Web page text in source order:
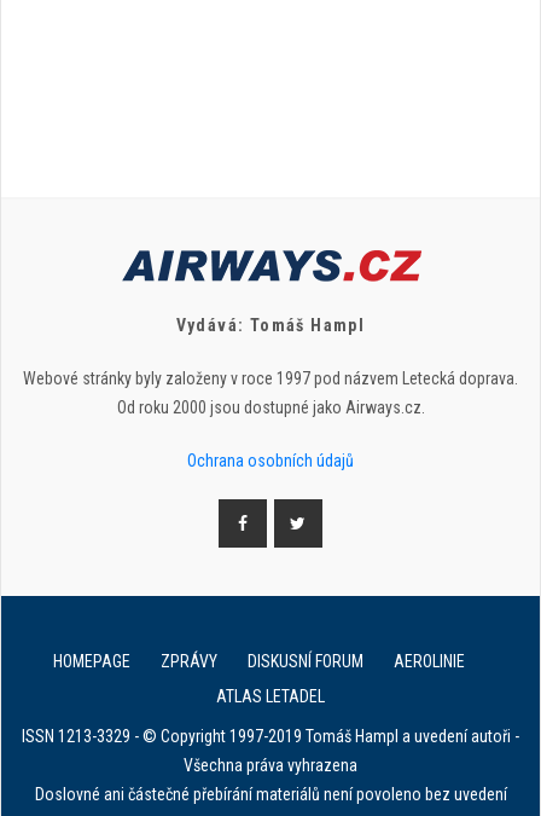
Vydává: Tomáš Hampl
Webové stránky byly založeny v roce 1997 pod názvem Letecká doprava.
Od roku 2000 jsou dostupné jako Airways.cz.
Ochrana osobních údajů
HOMEPAGE ZPRÁVY DISKUSNÍ FORUM
AEROLINIE
ATLAS LETADEL
ISSN 1213-3329 - © Copyright 1997-2019 Tomáš Hampl a uvedení autoři -
Všechna práva vyhrazena
Doslovné ani částečné přebírání materiálů není povoleno bez uvedení